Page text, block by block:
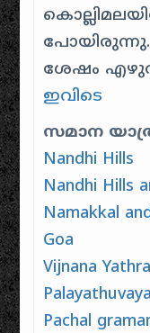
ശേഷം
ഇവിടെ
സമാന
Nandhi Hills
Nandhi Hills
Namakkal
Goa
Vijnana Yathra
Pachal